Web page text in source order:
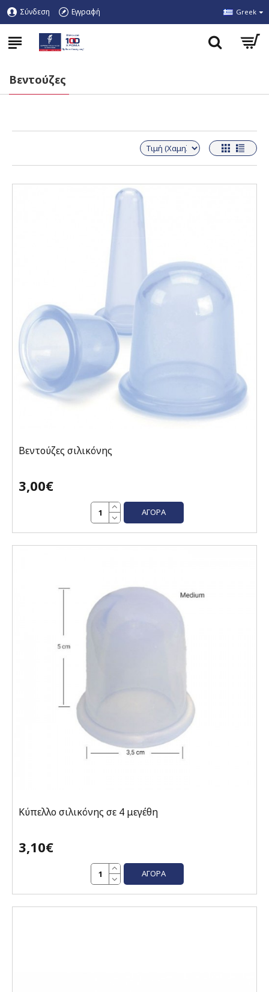
Σύνδεση Εγγραφή Greek
Βεντούζες
Βεντούζες σιλικόνης
3,00€
ΑΓΟΡΆ
Κύπελλο σιλικόνης σε 4 μεγέθη
3,10€
ΑΓΟΡΆ